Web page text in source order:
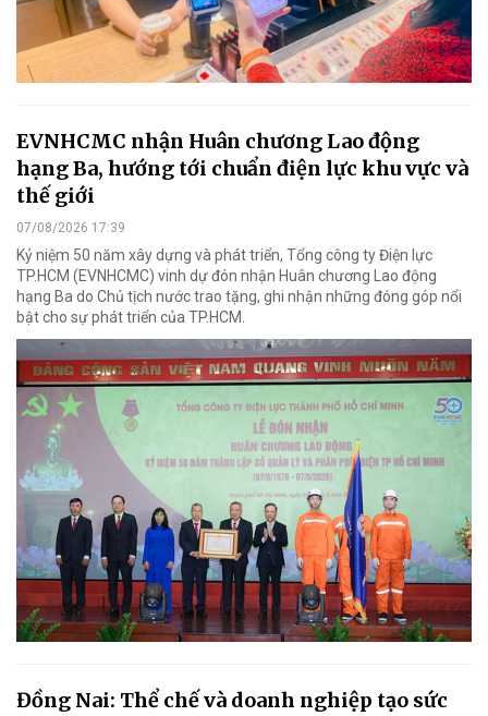
EVNHCMC nhận Huân chương Lao động
hạng Ba, hướng tới chuẩn điện lực khu vực và
thế giới
07/08/2026 17:39
Kỷ niệm 50 năm xây dựng và phát triển, Tổng công ty Điện lực
TP.HCM (EVNHCMC) vinh dự đón nhận Huân chương Lao động
hạng Ba do Chủ tịch nước trao tặng, ghi nhận những đóng góp nổi
bật cho sự phát triển của TP.HCM.
Đồng Nai: Thể chế và doanh nghiệp tạo sức